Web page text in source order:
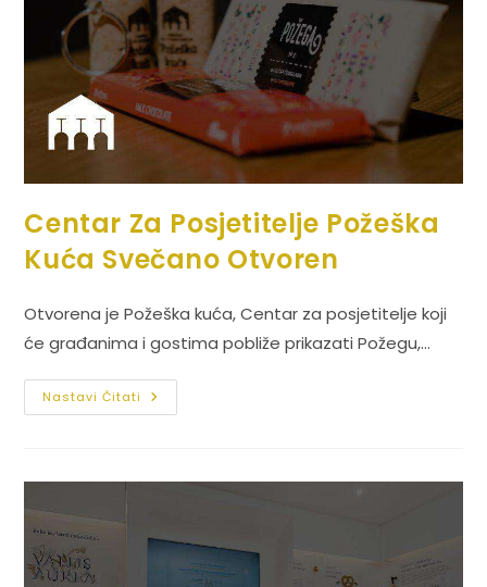
Centar Za Posjetitelje Požeška
Kuća Svečano Otvoren
Otvorena je Požeška kuća, Centar za posjetitelje koji
će građanima i gostima pobliže prikazati Požegu,…
Nastavi Čitati